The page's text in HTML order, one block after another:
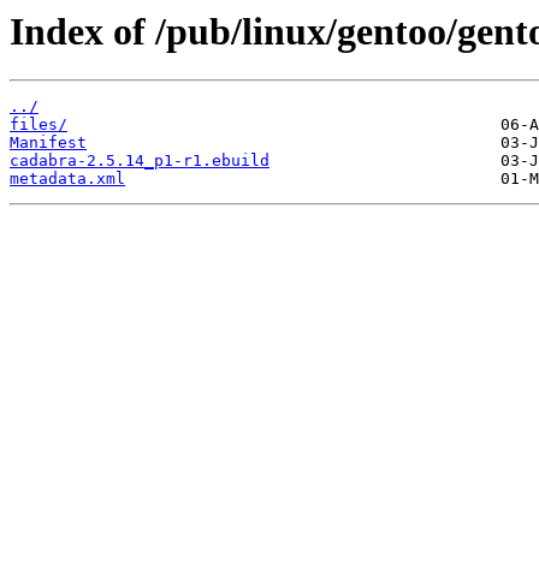
Index of /pub/linux/gentoo/
../
files/
Manifest
cadabra-2.5.14_p1-r1.ebuild
metadata.xml